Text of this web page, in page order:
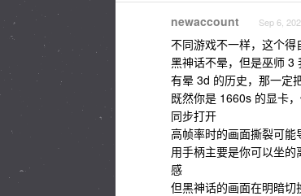
newaccount Sep 6,
不同游戏不一样，这个得
黑神话不晕，但是巫师 3
有晕 3d 的历史，那一定
既然你是 1660s 的显卡
同步打开
高帧率时的画面撕裂可能
用手柄主要是你可以坐
感
但黑神话的画面在明暗